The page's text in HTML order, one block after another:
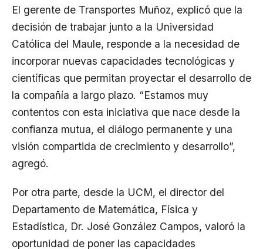
El gerente de Transportes Muñoz, explicó que la
decisión de trabajar junto a la Universidad
Católica del Maule, responde a la necesidad de
incorporar nuevas capacidades tecnológicas y
científicas que permitan proyectar el desarrollo de
la compañía a largo plazo. “Estamos muy
contentos con esta iniciativa que nace desde la
confianza mutua, el diálogo permanente y una
visión compartida de crecimiento y desarrollo”,
agregó.
Por otra parte, desde la UCM, el director del
Departamento de Matemática, Física y
Estadística, Dr. José González Campos, valoró la
oportunidad de poner las capacidades